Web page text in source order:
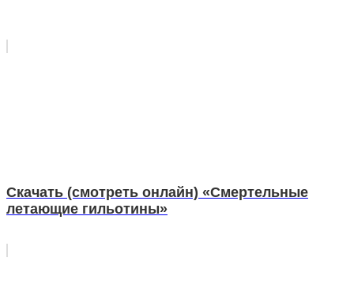
Скачать (смотреть онлайн) «Смертельные
летающие гильотины»